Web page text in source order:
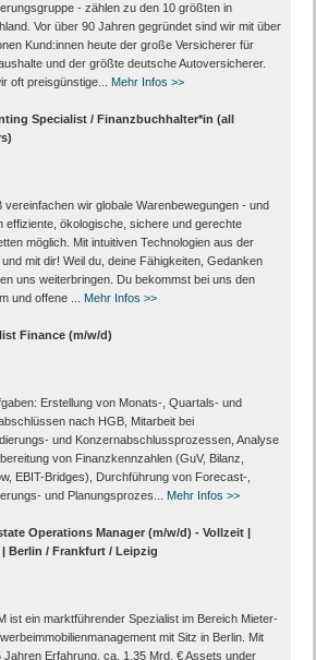
- zählen zu den 10 größten in
Vor über 90 Jahren gegründet sind wir mit über
Kund:innen heute der große Versicherer für
und der größte deutsche Autoversicherer.
oft preisgünstige...
Mehr Infos >>
Specialist / Finanzbuchhalter*in (all
vereinfachen wir globale Warenbewegungen - und
effiziente, ökologische, sichere und gerechte
möglich. Mit intuitiven Technologien aus der
mit dir! Weil du, deine Fähigkeiten, Gedanken
uns weiterbringen. Du bekommst bei uns den
und offene ...
Mehr Infos >>
Finance (m/w/d)
Erstellung von Monats‑, Quartals‑ und
nach HGB, Mitarbeit bei
und Konzernabschlussprozessen, Analyse
von Finanzkennzahlen (GuV, Bilanz,
EBIT-Bridges), Durchführung von Forecast‑,
und Planungsprozes...
Mehr Infos >>
Operations Manager (m/w/d) - Vollzeit |
Berlin / Frankfurt / Leipzig
ist ein marktführender Spezialist im Bereich Mieter-
mit Sitz in Berlin. Mit
Jahren Erfahrung, ca. 1,35 Mrd. € Assets under